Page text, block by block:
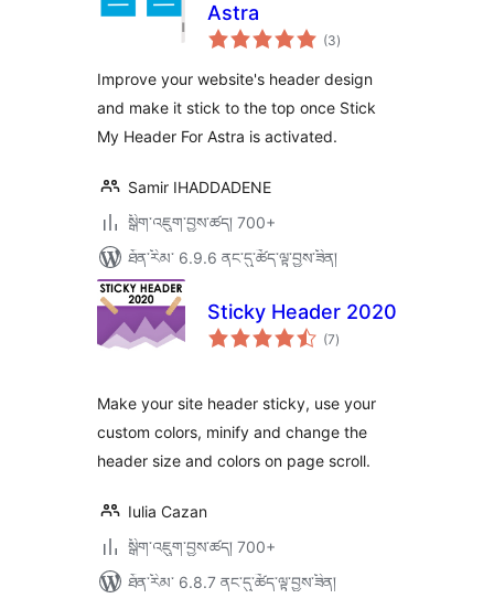
Astra
(3གདེང་
འཇོག་
ཚང་།
)
Improve your website's header design
and make it stick to the top once Stick
My Header For Astra is activated.
Samir IHADDADENE
སྒྲིག་འཇུག་བྱས་ཚད། 700+
ཐོན་རིམ་ 6.9.6 ནང་དུ་ཚོད་ལྟ་བྱས་ཟིན།
Sticky Header 2020
(7གདེང་
འཇོག་
)
Make your site header sticky, use your
custom colors, minify and change the
header size and colors on page scroll.
Iulia Cazan
སྒྲིག་འཇུག་བྱས་ཚད། 700+
ཐོན་རིམ་ 6.8.7 ནང་དུ་ཚོད་ལྟ་བྱས་ཟིན།